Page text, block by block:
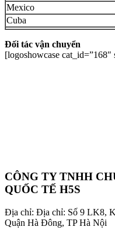
Mexico
Cuba
Đối tác vận chuyển
[logoshowcase
CÔNG TY TNHH
QUỐC TẾ H5S
Địa chỉ: Địa chỉ: Số 9 LK8,
Quận Hà Đông, TP Hà Nội